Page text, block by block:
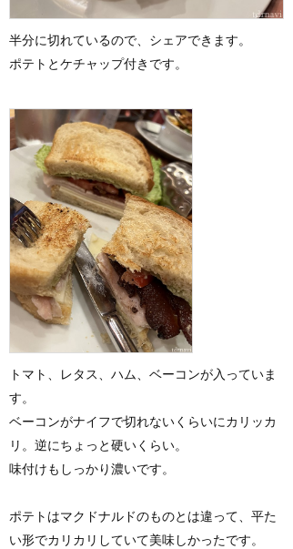
半分に切れているので、シェアできます。
ポテトとケチャップ付きです。
トマト、レタス、ハム、ベーコンが入っていま
す。
ベーコンがナイフで切れないくらいにカリッカ
リ。逆にちょっと硬いくらい。
味付けもしっかり濃いです。
ポテトはマクドナルドのものとは違って、平た
い形でカリカリしていて美味しかったです。